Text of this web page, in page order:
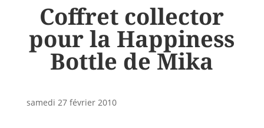
Coffret collector
pour la Happiness
Bottle de Mika
samedi 27 février 2010